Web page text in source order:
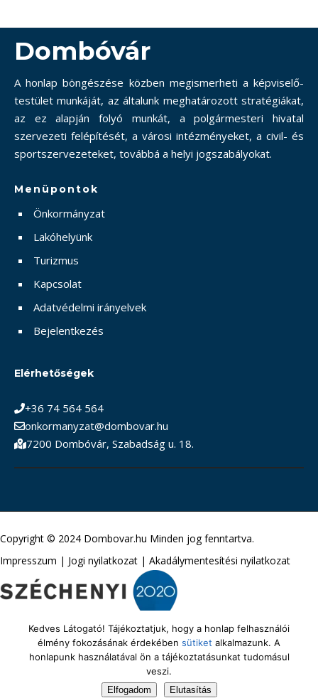
Dombóvár
A honlap böngészése közben megismerheti a képviselő-
testület munkáját, az általunk meghatározott stratégiákat,
az ez alapján folyó munkát, a polgármesteri hivatal
szervezeti felépítését, a városi intézményeket, a civil- és
sportszervezeteket, továbbá a helyi jogszabályokat.
Menüpontok
Önkormányzat
Lakóhelyünk
Turizmus
Kapcsolat
Adatvédelmi irányelvek
Bejelentkezés
Elérhetőségek
+36 74 564 564
onkormanyzat@dombovar.hu
7200 Dombóvár, Szabadság u. 18.
Copyright © 2024 Dombovar.hu Minden jog fenntartva.
Impresszum | Jogi nyilatkozat | Akadálymentesítési nyilatkozat
Kedves Látogató! Tájékoztatjuk, hogy a honlap felhasználói
élmény fokozásának érdekében sütiket alkalmazunk. A
honlapunk használatával ön a tájékoztatásunkat tudomásul
veszi.
Elfogadom Elutasítás